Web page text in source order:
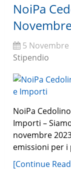
NoiPa
5 Novembre
Stipendio
NoiPa
Importi –
novembre
emissioni per
[Continue